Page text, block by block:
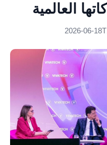
العالمية
2026-06-